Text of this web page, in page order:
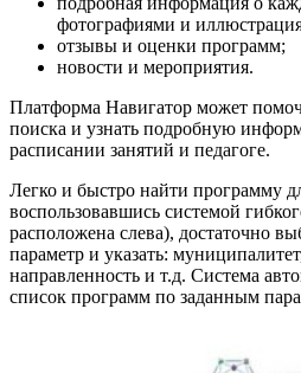
фотографиями и
отзывы и оценки программ;
новости и мероприятия.
Платформа Навигатор может
поиска и узнать подробную
расписании занятий и педагоге.
Легко и быстро найти программу
воспользовавшись системой
расположена слева), достаточно
параметр и указать:
направленность и т.д. Система
список программ по заданным